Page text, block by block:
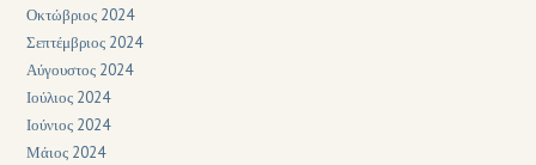
Οκτώβριος 2024
Σεπτέμβριος 2024
Αύγουστος 2024
Ιούλιος 2024
Ιούνιος 2024
Μάιος 2024